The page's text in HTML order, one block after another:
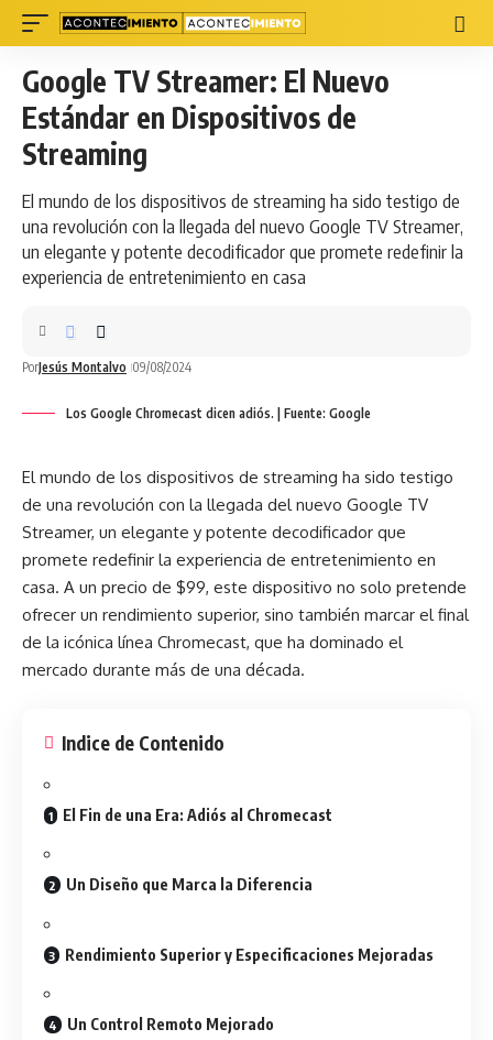
Google TV Streamer: El Nuevo
Estándar en Dispositivos de
Streaming
El mundo de los dispositivos de streaming ha sido testigo de
una revolución con la llegada del nuevo Google TV Streamer,
un elegante y potente decodificador que promete redefinir la
experiencia de entretenimiento en casa
PorJesús Montalvo 09/08/2024
Los Google Chromecast dicen adiós. | Fuente: Google
El mundo de los dispositivos de streaming ha sido testigo
de una revolución con la llegada del nuevo Google TV
Streamer, un elegante y potente decodificador que
promete redefinir la experiencia de entretenimiento en
casa. A un precio de $99, este dispositivo no solo pretende
ofrecer un rendimiento superior, sino también marcar el final
de la icónica línea Chromecast, que ha dominado el
mercado durante más de una década.
Indice de Contenido
El Fin de una Era: Adiós al Chromecast
Un Diseño que Marca la Diferencia
Rendimiento Superior y Especificaciones Mejoradas
Un Control Remoto Mejorado